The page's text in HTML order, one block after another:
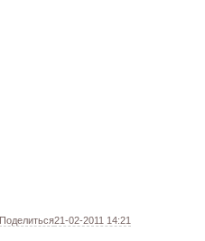
Поделиться21-02-2011 14:21